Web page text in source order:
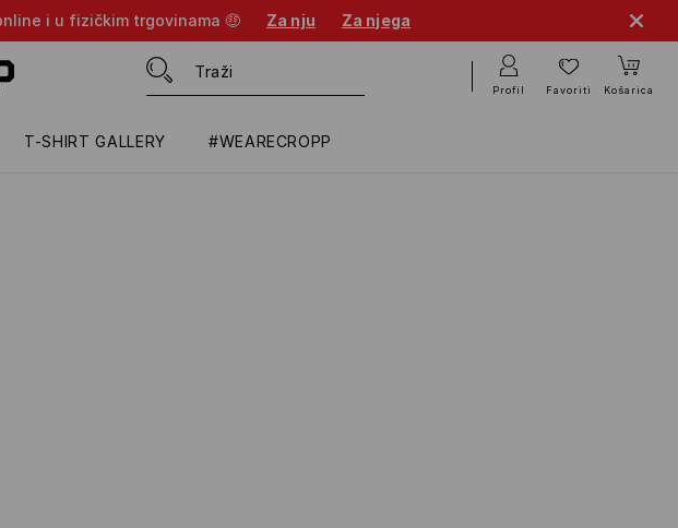
i u fizičkim trgovinama 🤑 Za nju Za njega
T-SHIRT GALLERY #WEARECROPP
Profil Favoriti Košarica